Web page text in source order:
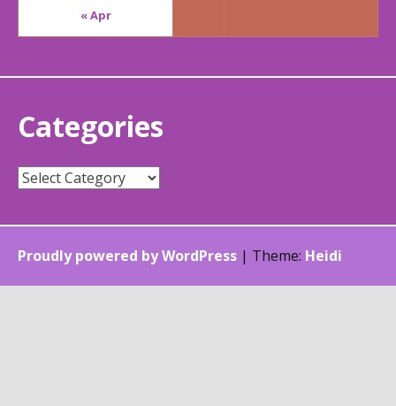
« Apr
Categories
Categories
Proudly powered by WordPress | Theme: Heidi